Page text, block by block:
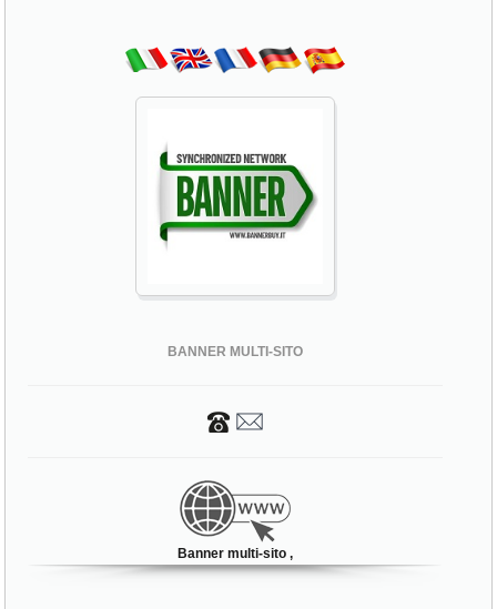
BANNER MULTI-SITO
Banner multi-sito ,